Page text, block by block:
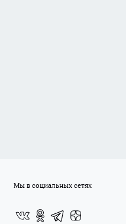
Мы в социальных сетях